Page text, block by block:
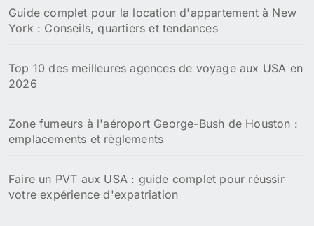
Guide complet pour la location d'appartement à New
York : Conseils, quartiers et tendances
Top 10 des meilleures agences de voyage aux USA en
2026
Zone fumeurs à l'aéroport George-Bush de Houston :
emplacements et règlements
Faire un PVT aux USA : guide complet pour réussir
votre expérience d'expatriation